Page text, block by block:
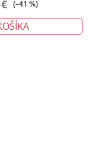
(–41 %)